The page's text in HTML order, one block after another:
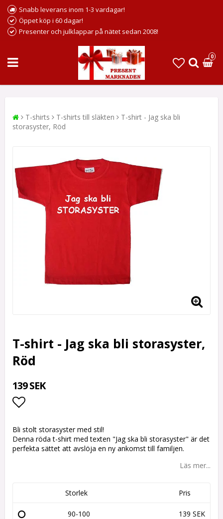
Snabb leverans inom 1-3 vardagar!
Öppet köp i 60 dagar!
Presenter och julklappar på nätet sedan 2008!
0
T-shirts T-shirts till släkten
T-shirt - Jag ska bli
storasyster, Röd
T-shirt - Jag ska bli storasyster,
Röd
139 SEK
Bli stolt storasyster med stil!
Denna röda t-shirt med texten "Jag ska bli storasyster" är det
perfekta sättet att avslöja en ny ankomst till familjen.
Läs mer...
Storlek Pris
90-100 139 SEK